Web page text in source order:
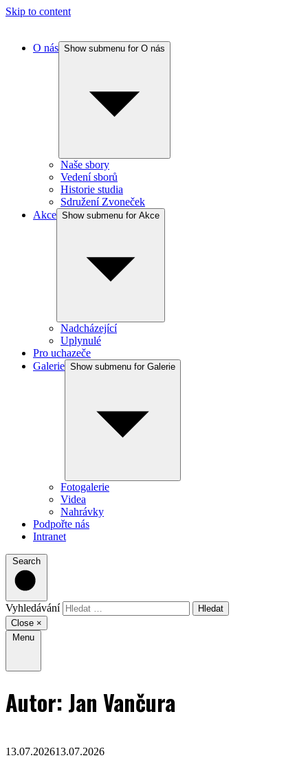
Skip to content
O nás Show submenu for O nás
Naše sbory
Vedení sborů
Historie studia
Sdružení Zvoneček
Akce Show submenu for Akce
Nadcházející
Uplynulé
Pro uchazeče
Galerie Show submenu for Galerie
Fotogalerie
Videa
Nahrávky
Podpořte nás
Intranet
Search
Vyhledávání
Close ×
Menu
Autor: Jan Vančura
13.07.202613.07.2026